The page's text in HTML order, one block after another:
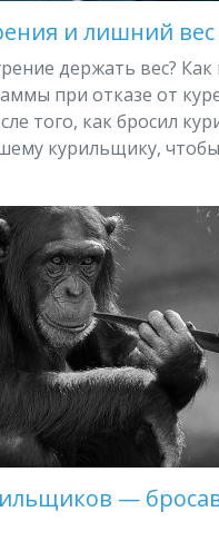
и лишний вес
держать вес? Как
при отказе от
того, как бросил
курильщику,
—